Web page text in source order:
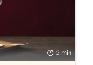
5 min